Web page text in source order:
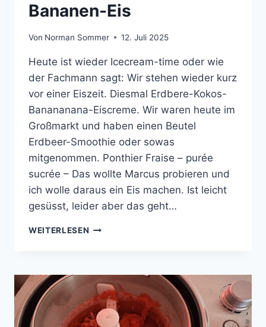
Bananen-Eis
Von Norman Sommer 12. Juli 2025
Heute ist wieder Icecream-time oder wie
der Fachmann sagt: Wir stehen wieder kurz
vor einer Eiszeit. Diesmal Erdbere-Kokos-
Banananana-Eiscreme. Wir waren heute im
Großmarkt und haben einen Beutel
Erdbeer-Smoothie oder sowas
mitgenommen. Ponthier Fraise – purée
sucrée – Das wollte Marcus probieren und
ich wolle daraus ein Eis machen. Ist leicht
gesüsst, leider aber das geht…
WEITERLESEN STRAWBERRY-